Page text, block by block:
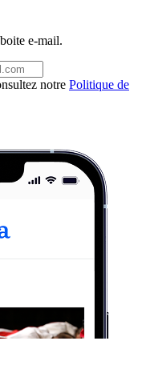
e-mail.
notre Politique de